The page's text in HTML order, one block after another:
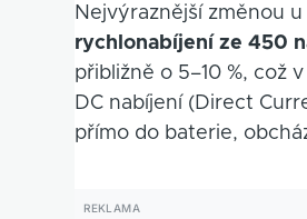
Nejvýraznější změnou
rychlonabíjení ze 450
přibližně o 5–10 %, což
DC nabíjení (Direct
přímo do baterie,